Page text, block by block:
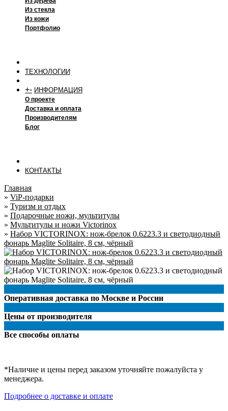
Из стекла
Из кожи
Портфолио
ТЕХНОЛОГИИ
+- ИНФОРМАЦИЯ
О проекте
Доставка и оплата
Производителям
Блог
КОНТАКТЫ
Главная
» ViP-подарки
» Туризм и отдых
» Подарочные ножи, мультитулы
» Мультитулы и ножи Victorinox
» Набор VICTORINOX: нож-брелок 0.6223.3 и светодиодный
фонарь Maglite Solitaire, 8 см, чёрный
Оперативная доставка по Москве и России
Цены от производителя
Все способы оплаты
*Наличие и цены перед заказом уточняйте пожалуйста у
менеджера.
Подробнее о доставке и оплате